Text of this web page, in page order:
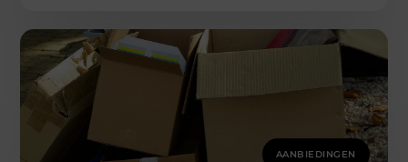
AANBIEDINGEN